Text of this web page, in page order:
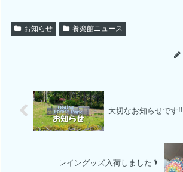
お知らせ 養楽館ニュース
大切なお知らせです!!
レイングッズ入荷しました🌂